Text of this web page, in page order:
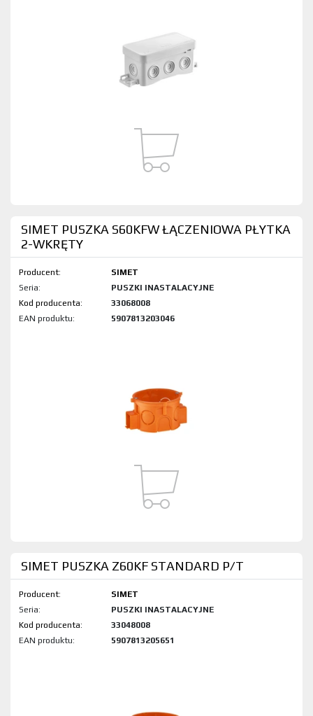
SIMET PUSZKA S60KFW ŁĄCZENIOWA PŁYTKA
2-WKRĘTY
Producent:
SIMET
Seria:
PUSZKI INASTALACYJNE
Kod produktu:
33068008
EAN produktu:
5907813203046
SIMET PUSZKA Z60KF STANDARD P/T
Producent:
SIMET
Seria:
PUSZKI INASTALACYJNE
Kod produktu:
33048008
EAN produktu:
5907813205651